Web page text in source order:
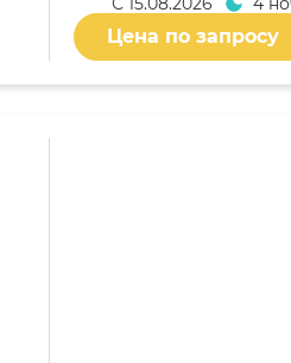
Цена по запросу